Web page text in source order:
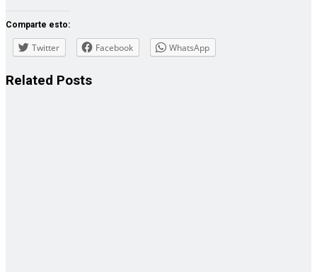
Comparte esto:
Twitter Facebook WhatsApp
Related Posts